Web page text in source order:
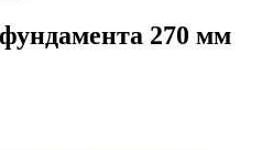
270 мм